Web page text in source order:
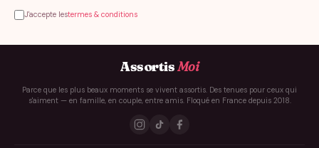
J'accepte lestermes & conditions
AssortisMoi
Parce que les plus beaux moments se vivent assortis. Des tenues pour ceux qui
s'aiment — en famille, en couple, entre amis. Floqué en France depuis 2018.